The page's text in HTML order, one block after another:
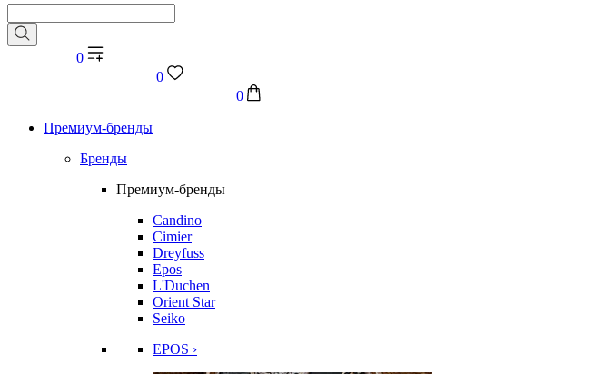
0
0
0
Премиум-бренды
Бренды
Премиум-бренды
Candino
Cimier
Dreyfuss
Epos
L'Duchen
Orient Star
Seiko
EPOS ›